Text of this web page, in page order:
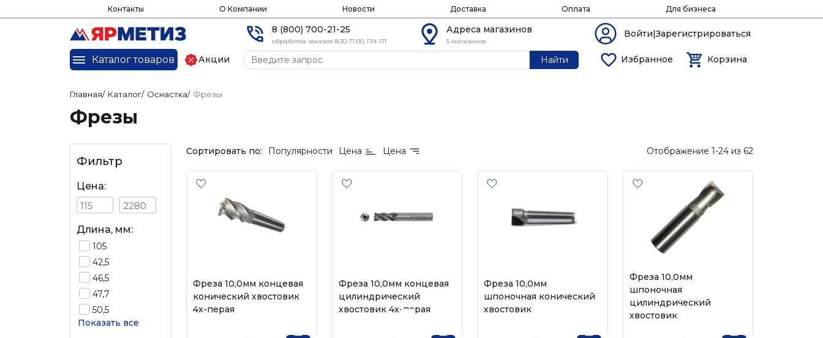
Контакты О Компании Новости Доставка Оплата Для бизнеса
8 (800) 700-21-25
обработка заказов 8:30-17:00, ПН-ПТ
Адреса магазинов
5 магазинов
Войти|Зарегистрироваться
Каталог товаров Акции Найти Избранное Корзина
Главная/ Каталог/ Оснастка/ Фрезы
Фрезы
Фильтр
Цена:
Длина, мм:
105
42,5
46,5
47,7
50,5
Показать все
Сортировать по: Популярности Цена Цена Отображение 1-24 из 62
Фреза 10,0мм концевая
конический хвостовик
4х-перая
Фреза 10,0мм концевая
цилиндрический
хвостовик 4х-перая
Фреза 10,0мм
шпоночная конический
хвостовик
Фреза 10,0мм
шпоночная
цилиндрический
хвостовик